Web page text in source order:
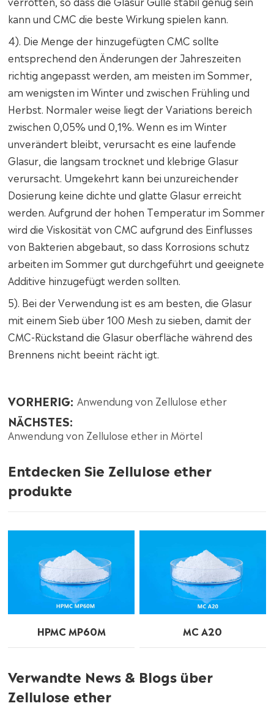
kann und CMC die beste Wirkung spielen kann.
4). Die Menge der hinzugefügten CMC sollte
entsprechend den Änderungen der Jahreszeiten
richtig angepasst werden, am meisten im Sommer,
am wenigsten im Winter und zwischen Frühling und
Herbst. Normaler weise liegt der Variations bereich
zwischen 0,05% und 0,1%. Wenn es im Winter
unverändert bleibt, verursacht es eine laufende
Glasur, die langsam trocknet und klebrige Glasur
verursacht. Umgekehrt kann bei unzureichender
Dosierung keine dichte und glatte Glasur erreicht
werden. Aufgrund der hohen Temperatur im Sommer
wird die Viskosität von CMC aufgrund des Einflusses
von Bakterien abgebaut, so dass Korrosions schutz
arbeiten im Sommer gut durchgeführt und geeignete
Additive hinzugefügt werden sollten.
5). Bei der Verwendung ist es am besten, die Glasur
mit einem Sieb über 100 Mesh zu sieben, damit der
CMC-Rückstand die Glasur oberfläche während des
Brennens nicht beeint rächt igt.
VORHERIG: Anwendung von Zellulose ether
NÄCHSTES:
Anwendung von Zellulose ether in Mörtel
Entdecken Sie Zellulose ether
produkte
HPMC MP60M MC A20
Verwandte News & Blogs über
Zellulose ether